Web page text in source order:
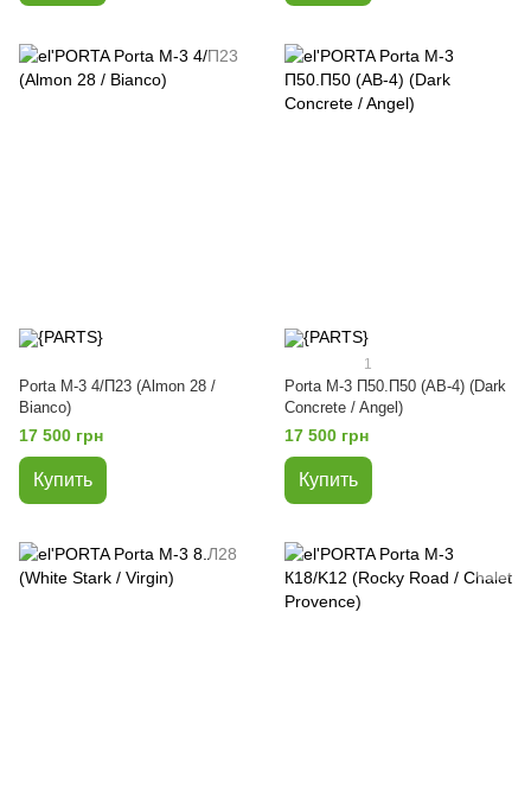
Porta M-3 4/П23 (Almon 28 /
Bianco)
17 500 грн
Купить
1
Porta M-3 П50.П50 (AB-4) (Dark
Concrete / Angel)
17 500 грн
Купить